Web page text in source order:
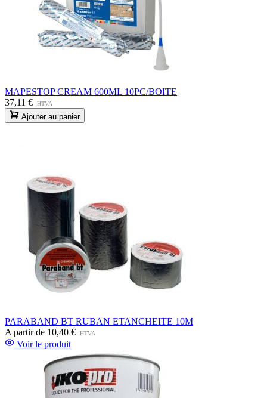
MAPESTOP CREAM 600ML 10PC/BOITE
37,11 €
HTVA
Ajouter au panier
PARABAND BT RUBAN ETANCHEITE 10M
A partir de 10,40 € HTVA
Voir le produit